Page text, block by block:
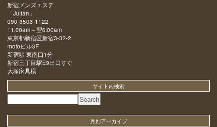
新宿メンズエステ
「Julian 」
090-3503-1122
11:00am～翌6:00am
東京都新宿区新宿3-32-2
motoビル3F
新宿駅 東南口1分
新宿三丁目駅E9出口すぐ
大塚家具横
サイト内検索
月別アーカイブ